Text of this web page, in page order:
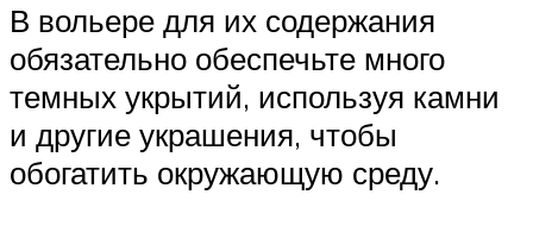
В вольере для их содержания
обязательно обеспечьте много
темных укрытий, используя камни
и другие украшения, чтобы
обогатить окружающую среду.